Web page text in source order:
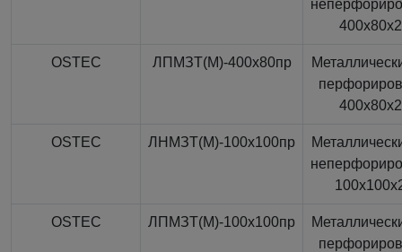
OSTEC ЛПМЗТ(М)-400x80пр
OSTEC ЛНМЗТ(М)-100x100пр
OSTEC ЛПМЗТ(М)-100x100пр